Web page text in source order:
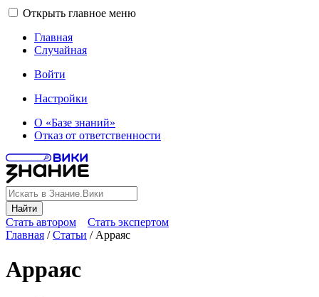
Открыть главное меню
Главная
Случайная
Войти
Настройки
О «Базе знаний»
Отказ от ответственности
Найти
Стать автором
Стать экспертом
Главная /Статьи / Арраяс
Арраяс